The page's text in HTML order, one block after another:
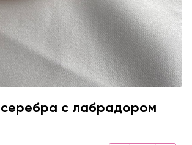
серебра с лабрадором